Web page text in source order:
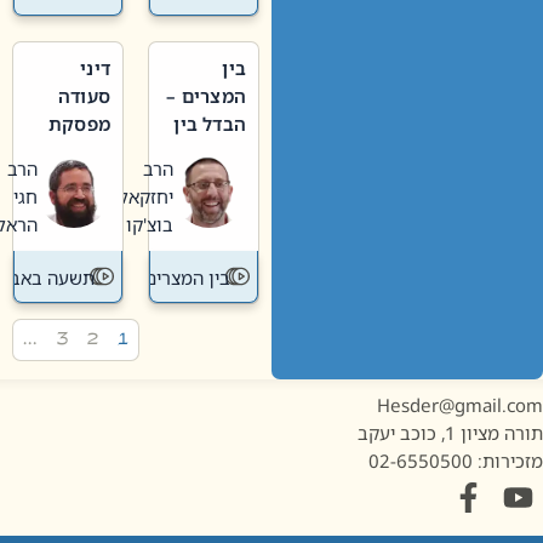
בין
המצרים –
הבדל בין
חדשה
לישנה
הרב
יחזקאל
בוצ'קו
בין המצרים
דיני
סעודה
מפסקת
תשעה
באב
הרב
חגי
הראל
תשעה באב
1, כוכב יעקב
02-6550500